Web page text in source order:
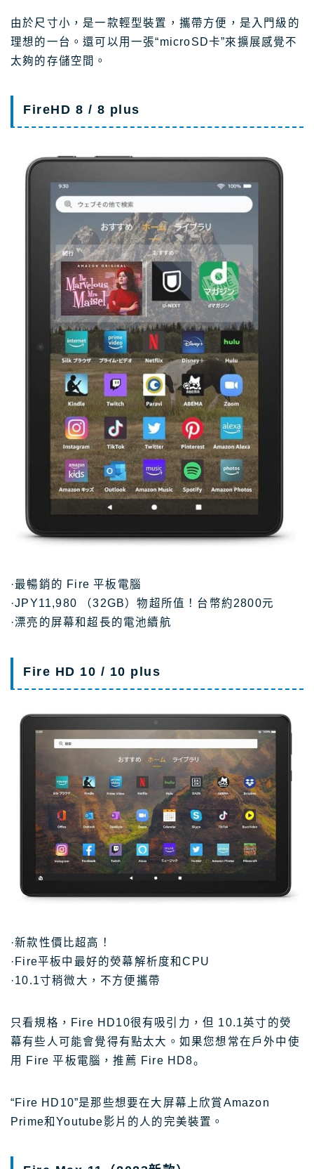
由於尺寸小，是一款輕​​型裝置，攜帶方便，是入門級的
理想的一台。還可以用一張“microSD卡”來擴展感覺不
太夠的存儲空間。
FireHD 8 / 8 plus
·最暢銷的 Fire 平板電腦
·JPY11,980 （32GB）物超所值！台幣約2800元
·漂亮的屏幕和超長的電池續航
Fire HD 10 / 10 plus
·新款性價比超高！
·Fire平板中最好的熒幕解析度和CPU
·10.1寸稍微大，不方便攜帶
只看規格，Fire HD10很有吸引力，但 10.1英寸的熒
幕有些人可能會覺得有點太大。如果您想常在戶外中使
用 Fire 平板電腦，推薦 Fire HD8。
“Fire HD10”是那些想要在大屏幕上欣賞Amazon
Prime和Youtube影片的人的完美裝置。